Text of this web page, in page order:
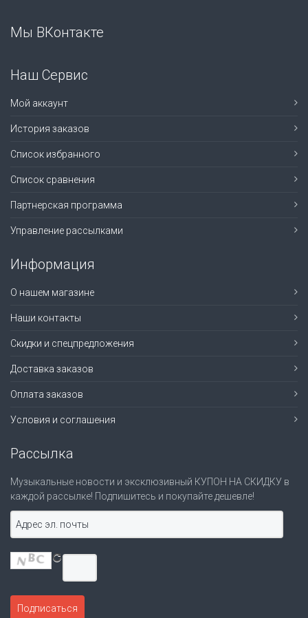
Мы ВКонтакте
Наш Сервис
Мой аккаунт
История заказов
Список избранного
Список сравнения
Партнерская программа
Управление рассылками
Информация
О нашем магазине
Наши контакты
Скидки и спецпредложения
Доставка заказов
Оплата заказов
Условия и соглашения
Рассылка
Музыкальные новости и эксклюзивный КУПОН НА СКИДКУ в
каждой рассылке! Подпишитесь и покупайте дешевле!